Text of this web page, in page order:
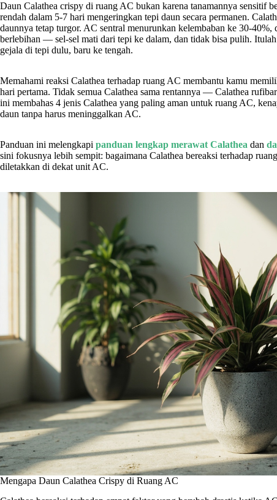
Daun Calathea crispy di ruang AC bukan karena tanamannya sensitif
rendah dalam 5-7 hari mengeringkan tepi daun secara permanen.
daunnya tetap turgor. AC sentral menurunkan kelembaban ke 30-
berlebihan — sel-sel mati dari tepi ke dalam, dan tidak bisa pulih.
gejala di tepi dulu, baru ke tengah.
Memahami reaksi Calathea terhadap ruang AC membantu kamu
hari pertama. Tidak semua Calathea sama rentannya — Calathea
ini membahas 4 jenis Calathea yang paling aman untuk ruang AC,
daun tanpa harus meninggalkan AC.
Panduan ini melengkapi panduan lengkap merawat Calathea dan
sini fokusnya lebih sempit: bagaimana Calathea bereaksi terhadap
diletakkan di dekat unit AC.
Mengapa Daun Calathea Crispy di Ruang AC